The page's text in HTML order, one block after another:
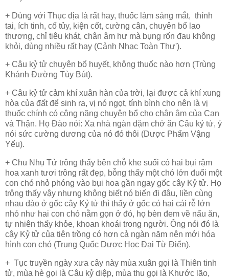
+ Dùng với Thục địa là rất hay, thuốc làm sáng mắt, thính
tai, ích tinh, cố tủy, kiện cốt, cường cân, chuyên bổ lao
thương, chỉ tiêu khát, chân âm hư mà bụng rốn đau không
khỏi, dùng nhiều rất hay (Cảnh Nhạc Toàn Thư').
+ Câu kỷ tử chuyên bổ huyết, không thuốc nào hơn (Trùng
Khánh Đường Tùy Bút).
+ Câu kỷ tử cảm khí xuân hàn của trời, lại được cả khí xung
hòa của đất để sinh ra, vị nó ngọt, tính bình cho nên là vị
thuốc chính có công năng chuyên bổ cho chân âm của Can
và Thận. Họ Đào nói: Xa nhà ngàn dặm chớ ăn Câu kỷ tử, ý
nói sức cường dương của nó đó thôi (Dược Phẩm Vậng
Yếu).
+ Chu Nhụ Tử trông thấy bên chỗ khe suối có hai bụi rậm
hoa xanh tươi trông rất đẹp, bỗng thấy một chó lớn đuổi một
con chó nhỏ phóng vào bụi hoa gần ngay gốc cây Kỷ tử. Họ
trông thấy vậy nhưng không biết nó biến đi đâu, liền cùng
nhau đào ở gốc cây Kỷ tử thì thấy ở gốc có hai cái rễ lớn
nhỏ như hai con chó nằm gọn ở đó, họ bèn đem về nấu ăn,
tự nhiên thấy khỏe, khoan khoái trong người. Ông nói đó là
cây Kỷ tử của tiên trồng có hơn cả ngàn năm nên mới hóa
hình con chó (Trung Quốc Dược Học Đại Từ Điển).
+ Tục truyền ngày xưa cây này mùa xuân gọi là Thiên tinh
tử, mùa hè gọi là Câu kỷ diệp, mùa thu gọi là Khước lão,